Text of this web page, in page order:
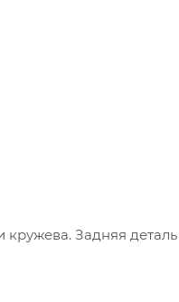
кружева. Задняя